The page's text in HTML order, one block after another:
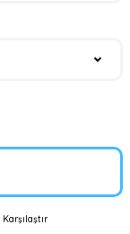
Karşılaştır